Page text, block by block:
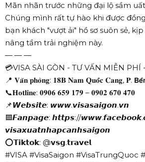
Mãn nhãn trước những đại lộ sầm
Chúng mình rất tự hào khi được
bạn khách "vượt ải" hồ sơ suôn sẻ,
nâng tầm trải nghiệm này.
— — —
💳VISA SÀI GÒN - TƯ VẤN MIỄN PHÍ
📍 𝐕𝐚̆𝐧 𝐩𝐡𝐨̀𝐧𝐠: 𝟏𝟖𝐁 𝐍𝐚𝐦 𝐐𝐮𝐨̂́𝐜 𝐂𝐚𝐧𝐠, 𝐏.
📞𝐇𝐨𝐭𝐥𝐢𝐧𝐞: 𝟎𝟗𝟎𝟔 𝟔𝟓𝟗 𝟏𝟕𝟗 – 𝟎𝟗𝟎𝟐 𝟔𝟕𝟎 𝟒𝟕𝟎
📌𝙒𝙚𝙗𝙨𝙞𝙩𝙚: 𝙬𝙬𝙬.𝙫𝙞𝙨𝙖𝙨𝙖𝙞𝙜𝙤𝙣.𝙫𝙣
🟦𝙁𝙖𝙣𝙥𝙖𝙜𝙚: 𝙝𝙩𝙩𝙥𝙨://
𝙫𝙞𝙨𝙖𝙭𝙪𝙖𝙩𝙣𝙝𝙖𝙥𝙘𝙖𝙣𝙝𝙨𝙖𝙞𝙜𝙤𝙣
⭕𝗧𝗶𝗸𝘁𝗼𝗸: @𝘃𝘀𝗴.𝘁𝗿𝗮𝘃𝗲𝗹
#VISA #VisaSaigon #VisaTrungQuoc